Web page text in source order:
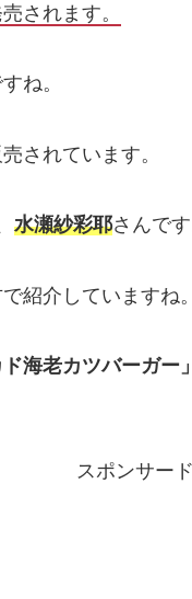
されます。
ね。
されています。
水瀬紗彩耶さんです
紹介していますね。
海老カツバーガー
スポンサー